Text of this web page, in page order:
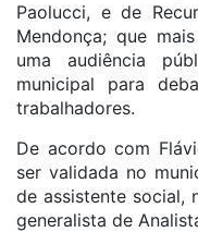
Paolucci, e de
Mendonça; que
uma audiência
municipal para
trabalhadores.
De acordo com
ser validada no
de assistente social,
generalista de